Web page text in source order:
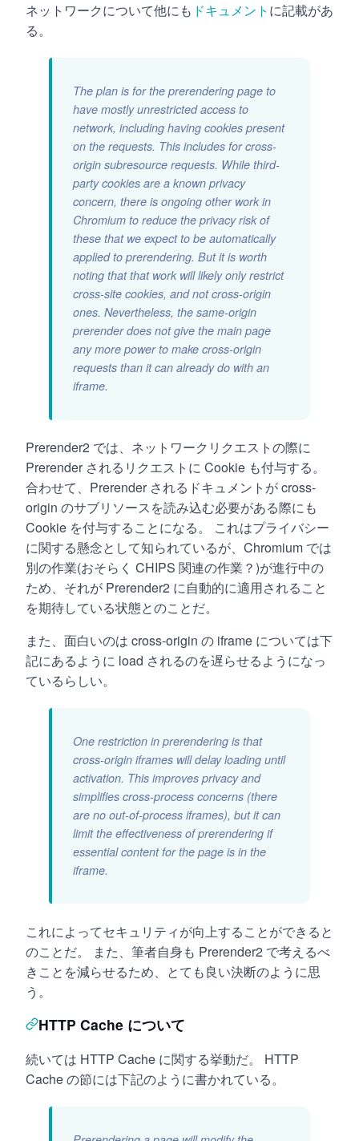
ネットワークについて他にも ドキュメント に記載があ
る。
The plan is for the prerendering page to
have mostly unrestricted access to
network, including having cookies present
on the requests. This includes for cross-
origin subresource requests. While third-
party cookies are a known privacy
concern, there is ongoing other work in
Chromium to reduce the privacy risk of
these that we expect to be automatically
applied to prerendering. But it is worth
noting that that work will likely only restrict
cross-site cookies, and not cross-origin
ones. Nevertheless, the same-origin
prerender does not give the main page
any more power to make cross-origin
requests than it can already do with an
iframe.
Prerender2 では、ネットワークリクエストの際に
Prerender されるリクエストに Cookie も付与する。
合わせて、Prerender されるドキュメントが cross-
origin のサブリソースを読み込む必要がある際にも
Cookie を付与することになる。 これはプライバシー
に関する懸念として知られているが、Chromium では
別の作業(おそらく CHIPS 関連の作業？)が進行中の
ため、それが Prerender2 に自動的に適用されること
を期待している状態とのことだ。
また、面白いのは cross-origin の iframe については下
記にあるように load されるのを遅らせるようになっ
ているらしい。
One restriction in prerendering is that
cross-origin iframes will delay loading until
activation. This improves privacy and
simplifies cross-process concerns (there
are no out-of-process iframes), but it can
limit the effectiveness of prerendering if
essential content for the page is in the
iframe.
これによってセキュリティが向上することができると
のことだ。 また、筆者自身も Prerender2 で考えるべ
きことを減らせるため、とても良い決断のように思
う。
HTTP Cache について
続いては HTTP Cache に関する挙動だ。 HTTP
Cache の節には下記のように書かれている。